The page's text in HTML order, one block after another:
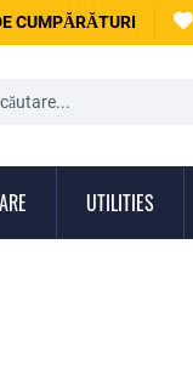
CUMPĂRĂTURI
UTILITIES